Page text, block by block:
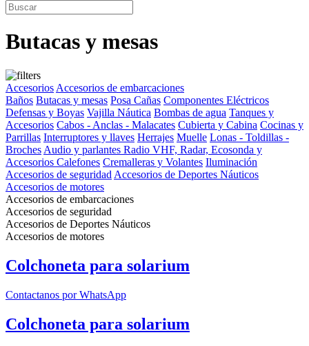
Butacas y mesas
Accesorios Accesorios de embarcaciones
Baños Butacas y mesas Posa Cañas Componentes Eléctricos
Defensas y Boyas Vajilla Náutica Bombas de agua Tanques y
Accesorios Cabos - Anclas - Malacates Cubierta y Cabina Cocinas y
Parrillas Interruptores y llaves Herrajes Muelle Lonas - Toldillas -
Broches Audio y parlantes Radio VHF, Radar, Ecosonda y
Accesorios Calefones Cremalleras y Volantes Iluminación
Accesorios de seguridad Accesorios de Deportes Náuticos
Accesorios de motores
Accesorios de embarcaciones
Accesorios de seguridad
Accesorios de Deportes Náuticos
Accesorios de motores
Colchoneta para solarium
Contactanos por WhatsApp
Colchoneta para solarium